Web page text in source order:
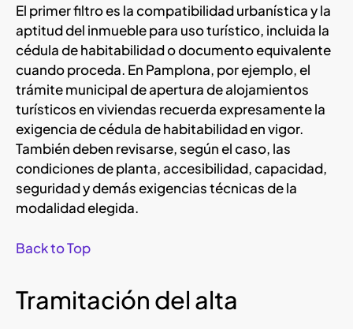
El primer filtro es la compatibilidad urbanística y la
aptitud del inmueble para uso turístico, incluida la
cédula de habitabilidad o documento equivalente
cuando proceda. En Pamplona, por ejemplo, el
trámite municipal de apertura de alojamientos
turísticos en viviendas recuerda expresamente la
exigencia de cédula de habitabilidad en vigor.
También deben revisarse, según el caso, las
condiciones de planta, accesibilidad, capacidad,
seguridad y demás exigencias técnicas de la
modalidad elegida.
Back to Top
Tramitación del alta